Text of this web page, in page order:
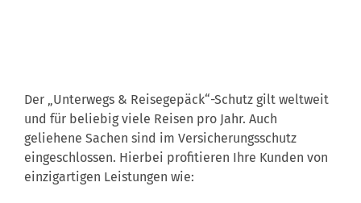
Der „Unterwegs & Reisegepäck“-Schutz gilt weltweit
und für beliebig viele Reisen pro Jahr. Auch
geliehene Sachen sind im Versicherungsschutz
eingeschlossen. Hierbei profitieren Ihre Kunden von
einzigartigen Leistungen wie: